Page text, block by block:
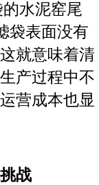
水泥窑尾
袋表面没有
就意味着清
产过程中不
营成本也显
战